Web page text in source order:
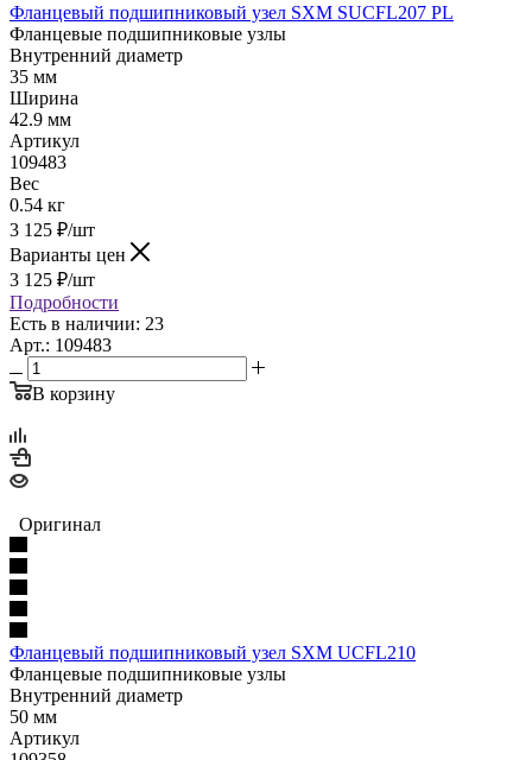
Фланцевый подшипниковый узел SXM SUCFL207 PL
Фланцевые подшипниковые узлы
Внутренний диаметр
35 мм
Ширина
42.9 мм
Артикул
109483
Вес
0.54 кг
3 125 ₽/шт
Варианты цен
3 125 ₽/шт
Подробности
Есть в наличии: 23
Арт.: 109483
В корзину
Оригинал
Фланцевый подшипниковый узел SXM UCFL210
Фланцевые подшипниковые узлы
Внутренний диаметр
50 мм
Артикул